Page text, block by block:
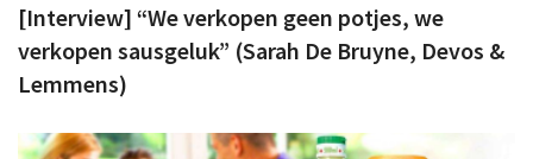
[Interview] “We verkopen geen potjes, we
verkopen sausgeluk” (Sarah De Bruyne, Devos &
Lemmens)